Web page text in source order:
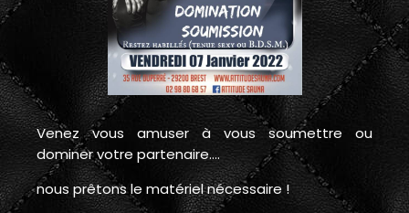
​Venez vous amuser à vous soumettre ou
dominer votre partenaire....
nous prêtons le matériel nécessaire !